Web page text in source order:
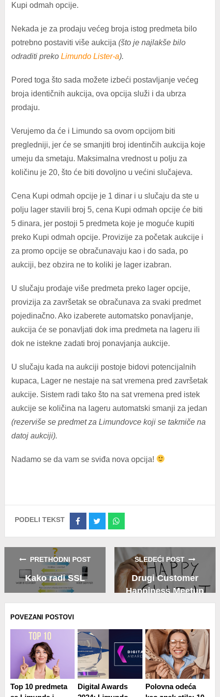
Kupi odmah opcije.
Nekada je za prodaju većeg broja istog predmeta bilo
potrebno postaviti više aukcija (što je najlakše bilo
odraditi preko Limundo Lister-a).
Pored toga što sada možete izbeći postavljanje većeg
broja identičnih aukcija, ova opcija služi i da ubrza
prodaju.
Verujemo da će i Limundo sa ovom opcijom biti
pregledniji, jer će se smanjiti broj identinčih aukcija koje
umeju da smetaju. Maksimalna vrednost u polju za
količinu je 20, što će biti dovoljno u većini slučajeva.
Cena Kupi odmah opcije je 1 dinar i u slučaju da ste u
polju lager stavili broj 5, cena Kupi odmah opcije će biti
5 dinara, jer postoji 5 predmeta koje je moguće kupiti
preko Kupi odmah opcije. Provizije za početak aukcije i
za promo opcije se obračunavaju kao i do sada, po
aukciji, bez obzira ne to koliki je lager izabran.
U slučaju prodaje više predmeta preko lager opcije,
provizija za završetak se obračunava za svaki predmet
pojedinačno. Ako izaberete automatsko ponavljanje,
aukcija će se ponavljati dok ima predmeta na lageru ili
dok ne istekne zadati broj ponavjanja aukcije.
U slučaju kada na aukciji postoje bidovi potencijalnih
kupaca, Lager ne nestaje na sat vremena pred završetak
aukcije. Sistem radi tako što na sat vremena pred istek
aukcije se količina na lageru automatski smanji za jedan
(rezerviše se predmet za Limundovce koji se takmiče na
datoj aukciji).
Nadamo se da vam se sviđa nova opcija!
PODELI TEKST
Share
Facebook
Share
Twitter
Share
Whatsapp
PRETHODNI POST
Kako radi SSL
SLEDEĆI POST
Drugi Customer
Happiness Meetup
POVEZANI POSTOVI
Top 10 predmeta
Digital Awards
Polovna odeća